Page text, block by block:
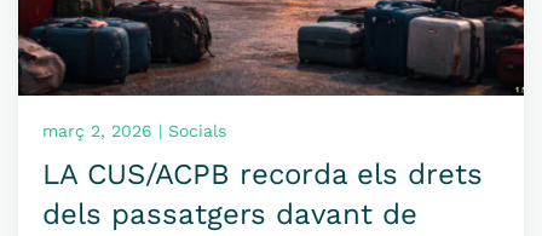
març 2, 2026 | Socials
LA CUS/ACPB recorda els drets
dels passatgers davant de